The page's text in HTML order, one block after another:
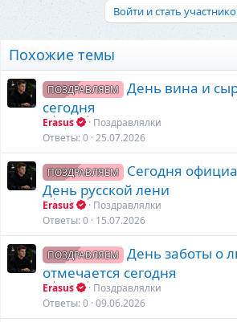
и
и
:
Войти и стать
Похожие темы
ПОЗДРАВЛЯЕМ
День вина и
сегодня
Erasus
Поздравлялки
Ответы 0 25.07.2026
ПОЗДРАВЛЯЕМ
Сегодня
День русской лени
Erasus
Поздравлялки
Ответы 0 15.07.2026
ПОЗДРАВЛЯЕМ
День заботы о
отмечается сегодня
Erasus
Поздравлялки
Ответы 0 09.06.2026